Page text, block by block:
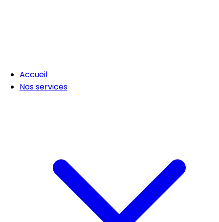
Accueil
Nos services